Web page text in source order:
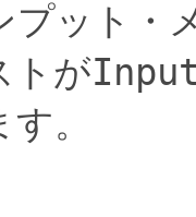
プット・
トが
。